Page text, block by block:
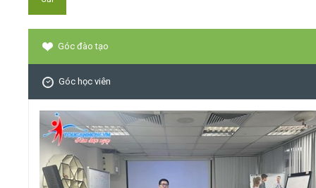
Góc đào tạo
Góc học viên